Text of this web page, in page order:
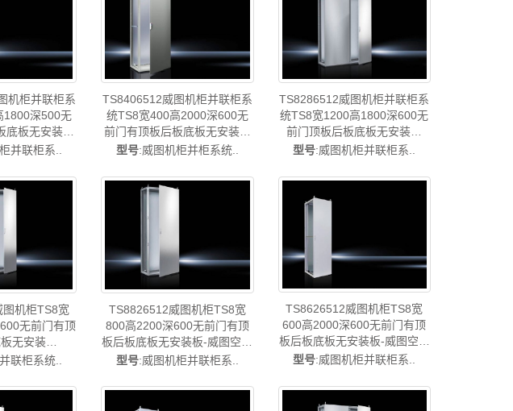
机柜并联柜系
1800深500无
底板无安装板
扩
风扇威图rittal
并联柜系..
TS8406512威图机柜并联柜系
统TS8宽400高2000深600无
前门有顶板后板底板无安装板
400*2000*600 TS8406510扩
修威图机柜威图电柜威图风扇
威图PDU威图配件威图售后
型号:威图机柜并柜系统..
TS8286512威图机柜并联柜系
统TS8宽1200高1800深600无
前门顶板后板底板无安装板
1200*1800*600 TS8286500
电柜威图母线威图风扇威图
rittal售后TS8286.512
型号:威图机柜并联柜系..
机柜TS8宽
无前门有顶
无安装
TS8880500
图母线威图风
联柜系统..
TS8826512威图机柜TS8宽
800高2200深600无前门有顶
板后板底板无安装板-威图空调
威图风扇TS8826.512
型号:威图机柜并联柜系..
TS8626512威图机柜TS8宽
600高2000深600无前门有顶
板后板底板无安装板-威图空调
威图风扇TS8626.512
型号:威图机柜并联柜系..